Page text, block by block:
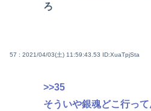
ろ
57 : 2021/04/03(土) 11:59:43.53 ID:XuaTpjSta
>>35
そういや銀魂どこ行って